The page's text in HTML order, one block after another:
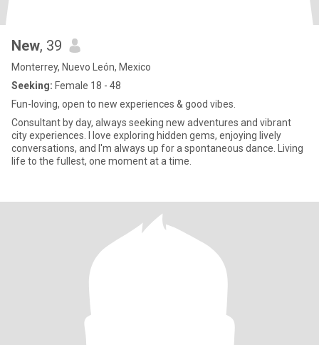
New, 39
Monterrey, Nuevo León, Mexico
Seeking: Female 18 - 48
Fun-loving, open to new experiences & good vibes.
Consultant by day, always seeking new adventures and vibrant
city experiences. I love exploring hidden gems, enjoying lively
conversations, and I'm always up for a spontaneous dance. Living
life to the fullest, one moment at a time.